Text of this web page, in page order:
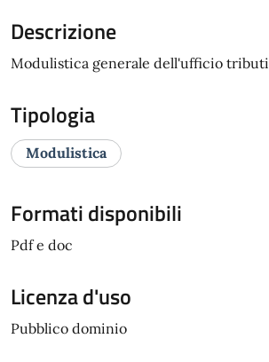
Descrizione
Modulistica generale dell'ufficio tributi
Tipologia
Modulistica
Formati disponibili
Pdf e doc
Licenza d'uso
Pubblico dominio